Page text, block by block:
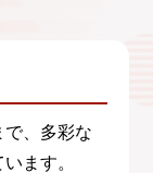
で、多彩な
ます。